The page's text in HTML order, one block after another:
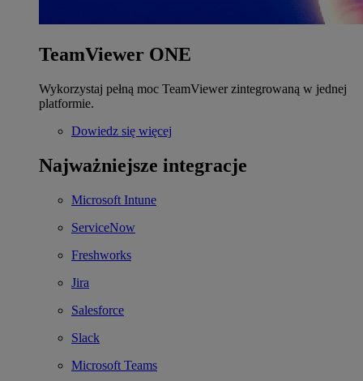
TeamViewer ONE
Wykorzystaj pełną moc TeamViewer zintegrowaną w jednej
platformie.
Dowiedz się więcej
Najważniejsze integracje
Microsoft Intune
ServiceNow
Freshworks
Jira
Salesforce
Slack
Microsoft Teams